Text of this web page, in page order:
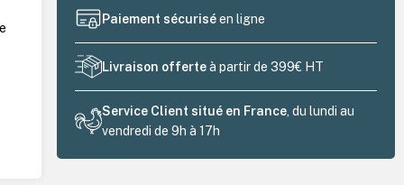
Paiement sécuriséen ligne
Livraison offerteà partir de 399€ HT
Service Client situé en France , du lundi au
vendredi de 9h à 17h